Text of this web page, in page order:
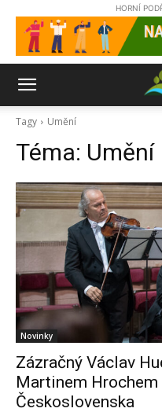
HORNÍ
Tagy Umění
Téma: Umění
Novinky
Zázračný Václav
Martinem
Československa